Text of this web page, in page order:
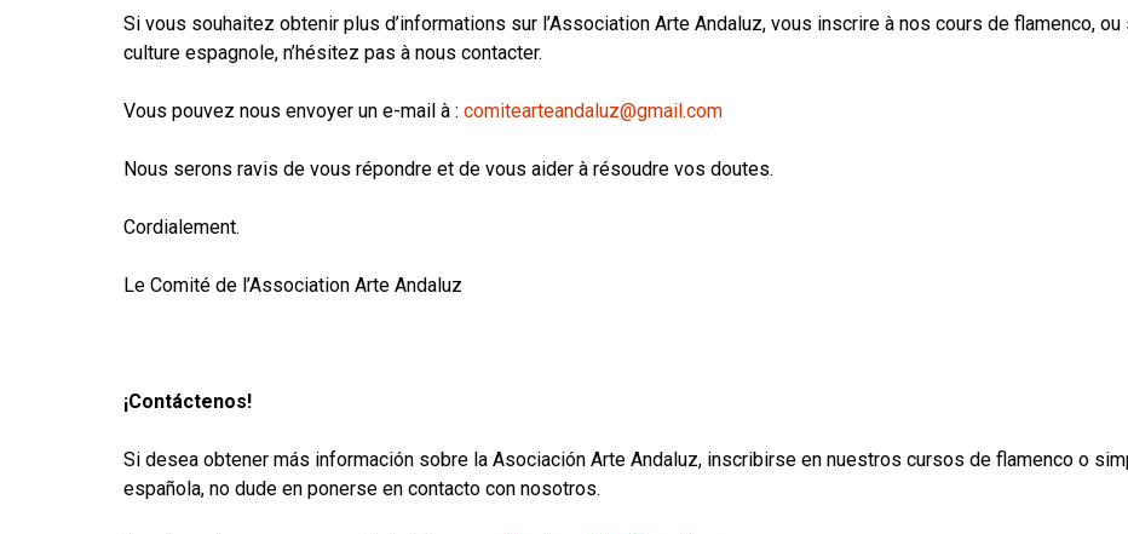
Daniel Renzi
Si vous souhaitez obtenir plus d’informations sur l’Association Arte Andaluz, vous inscrire à nos cours de flamenco,
culture espagnole, n’hésitez pas à nous contacter.
Vous pouvez nous envoyer un e-mail à : comitearteandaluz@gmail.com
Nous serons ravis de vous répondre et de vous aider à résoudre vos doutes.
Cordialement.
Le Comité de l’Association Arte Andaluz
¡Contáctenos!
Si desea obtener más información sobre la Asociación Arte Andaluz, inscribirse en nuestros cursos de flamenco o
española, no dude en ponerse en contacto con nosotros.